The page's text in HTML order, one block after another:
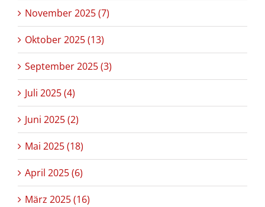
November 2025 (7)
Oktober 2025 (13)
September 2025 (3)
Juli 2025 (4)
Juni 2025 (2)
Mai 2025 (18)
April 2025 (6)
März 2025 (16)